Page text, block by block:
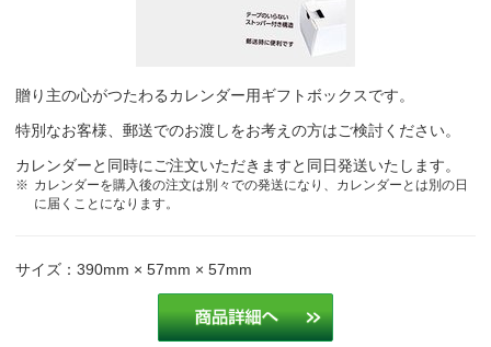
贈り主の心がつたわるカレンダー用ギフトボックスです。
特別なお客様、郵送でのお渡しをお考えの方はご検討ください。
カレンダーと同時にご注文いただきますと同日発送いたします。
カレンダーを購入後の注文は別々での発送になり、カレンダーとは別の日
に届くことになります。
サイズ：390mm × 57mm × 57mm